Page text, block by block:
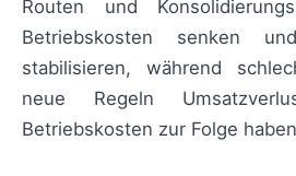
Routen und
Betriebskosten senken
stabilisieren, während
neue Regeln
Betriebskosten zur Folge